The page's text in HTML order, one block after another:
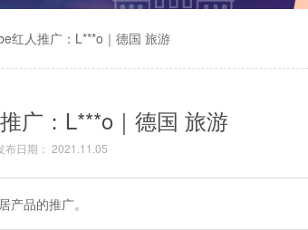
红人推广：L***o｜德国 旅游
广：L***o｜德国 旅游
布日期： 2021.11.05
品的推广。